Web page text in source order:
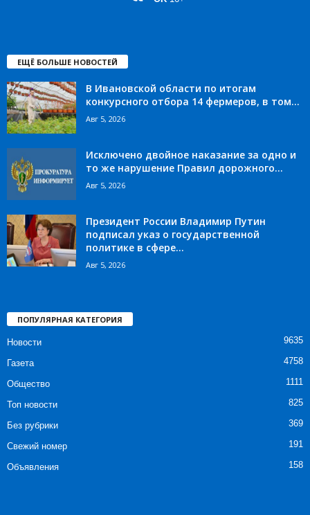
ЕЩЁ БОЛЬШЕ НОВОСТЕЙ
В Ивановской области по итогам
конкурсного отбора 14 фермеров, в том...
Авг 5, 2026
Исключено двойное наказание за одно и
то же нарушение Правил дорожного...
Авг 5, 2026
Президент России Владимир Путин
подписал указ о государственной
политике в сфере...
Авг 5, 2026
ПОПУЛЯРНАЯ КАТЕГОРИЯ
Новости 9635
Газета 4758
Общество 1111
Топ новости 825
Без рубрики 369
Свежий номер 191
Объявления 158